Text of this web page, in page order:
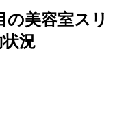
の美容室スリ
況